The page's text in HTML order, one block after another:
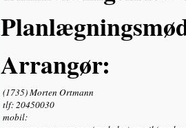
Arrangør:
(1735) Morten Ortmann
tlf: 20450030
mobil: